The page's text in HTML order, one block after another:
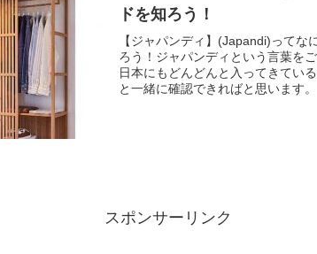
ドを知ろう！
【ジャパンディ】(Japandi)って
ろう！ジャパンディという言葉を
日本にもどんどんと入ってきてい
と一緒に確認できればと思います
スポンサーリンク